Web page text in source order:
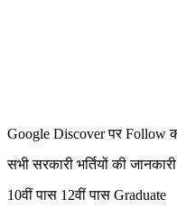
Google Discover पर Follow
सभी सरकारी भर्तियों की
10वीं पास 12वीं पास Graduate